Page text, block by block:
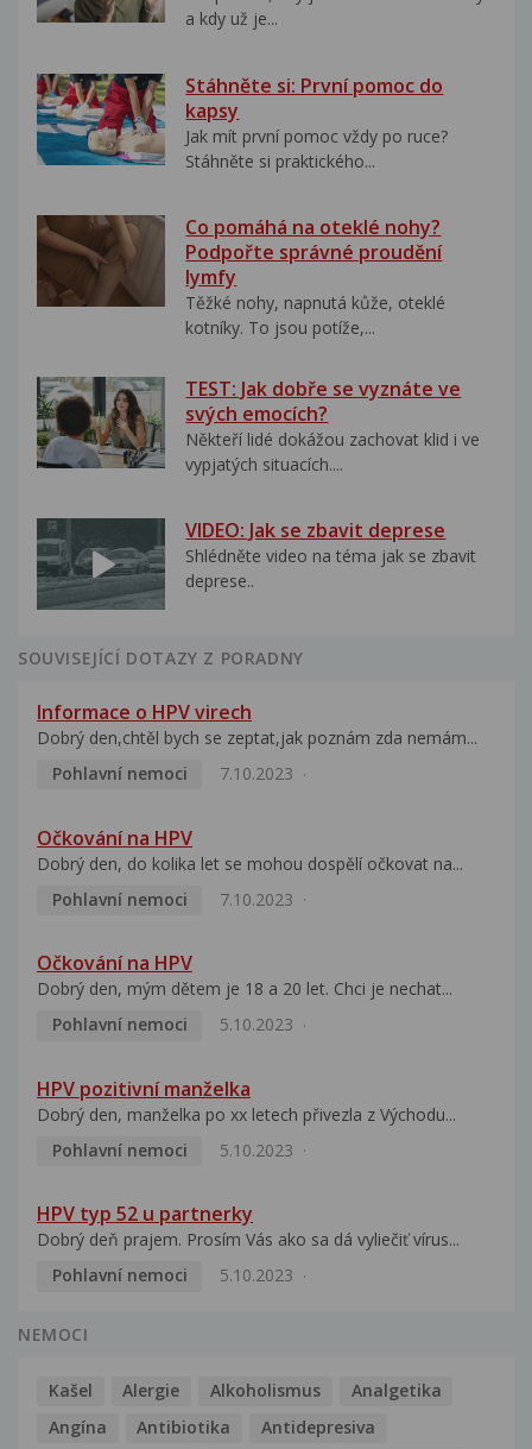
a kdy už je...
Stáhněte si: První pomoc do
kapsy
Jak mít první pomoc vždy po ruce?
Stáhněte si praktického...
Co pomáhá na oteklé nohy?
Podpořte správné proudění
lymfy
Těžké nohy, napnutá kůže, oteklé
kotníky. To jsou potíže,...
TEST: Jak dobře se vyznáte ve
svých emocích?
Někteří lidé dokážou zachovat klid i ve
vypjatých situacích....
VIDEO: Jak se zbavit deprese
Shlédněte video na téma jak se zbavit
deprese..
SOUVISEJÍCÍ DOTAZY Z PORADNY
Informace o HPV virech
Dobrý den,chtěl bych se zeptat,jak poznám zda nemám...
Pohlavní nemoci
7.10.2023
Očkování na HPV
Dobrý den, do kolika let se mohou dospělí očkovat na...
Pohlavní nemoci
7.10.2023
Očkování na HPV
Dobrý den, mým dětem je 18 a 20 let. Chci je nechat...
Pohlavní nemoci
5.10.2023
HPV pozitivní manželka
Dobrý den, manželka po xx letech přivezla z Východu...
Pohlavní nemoci
5.10.2023
HPV typ 52 u partnerky
Dobrý deň prajem. Prosím Vás ako sa dá vyliečiť vírus...
Pohlavní nemoci
5.10.2023
NEMOCI
Kašel Alergie Alkoholismus
Analgetika
Angína
Antibiotika
Antidepresiva